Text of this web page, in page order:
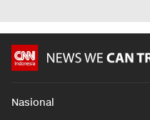
Nasional